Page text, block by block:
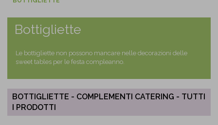
Bottigliette
Le bottigliette non possono mancare nelle decorazioni delle
sweet tables per le festa compleanno.
BOTTIGLIETTE - COMPLEMENTI CATERING - TUTTI
I PRODOTTI